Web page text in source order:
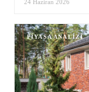
24 Haziran 2026
PIYASA ANALIZI